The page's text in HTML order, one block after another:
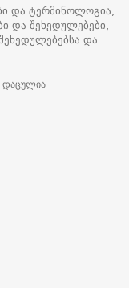
და ტერმინოლოგია,
და შეხედულებები,
და